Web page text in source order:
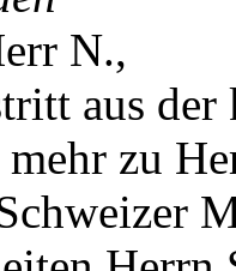
N.,
aus
zu